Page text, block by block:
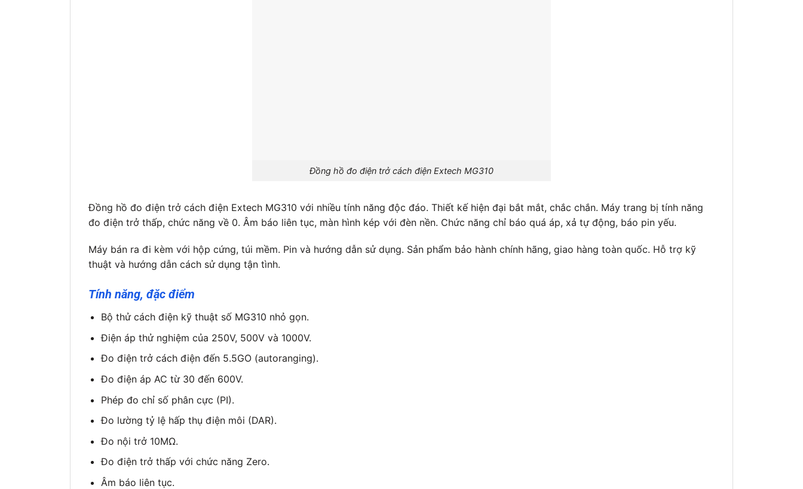
Đồng hồ đo điện trở cách điện Extech MG310
Đồng hồ đo điện trở cách điện Extech MG310 với nhiều tính năng độc đáo. Thiết kế hiện đại bắt mắt, chắc chắn. Máy trang bị tính năng
đo điện trở thấp, chức năng về 0. Âm báo liên tục, màn hình kép với đèn nền. Chức năng chỉ báo quá áp, xả tự động, báo pin yếu.
Máy bán ra đi kèm với hộp cứng, túi mềm. Pin và hướng dẫn sử dụng. Sản phẩm bảo hành chính hãng, giao hàng toàn quốc. Hỗ trợ kỹ
thuật và hướng dẫn cách sử dụng tận tình.
Tính năng, đặc điểm
Bộ thử cách điện kỹ thuật số MG310 nhỏ gọn.
Điện áp thử nghiệm của 250V, 500V và 1000V.
Đo điện trở cách điện đến 5.5GO (autoranging).
Đo điện áp AC từ 30 đến 600V.
Phép đo chỉ số phân cực (PI).
Đo lường tỷ lệ hấp thụ điện môi (DAR).
Đo nội trở 10MΩ.
Đo điện trở thấp với chức năng Zero.
Âm báo liên tục.